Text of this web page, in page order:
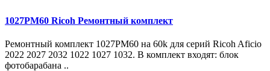
1027PM60 Ricoh Ремонтный комплект
Ремонтный комплект 1027PM60 на 60k для серий Ricoh Aficio
2022 2027 2032 1022 1027 1032. В комплект входят: блок
фотобарабана ..